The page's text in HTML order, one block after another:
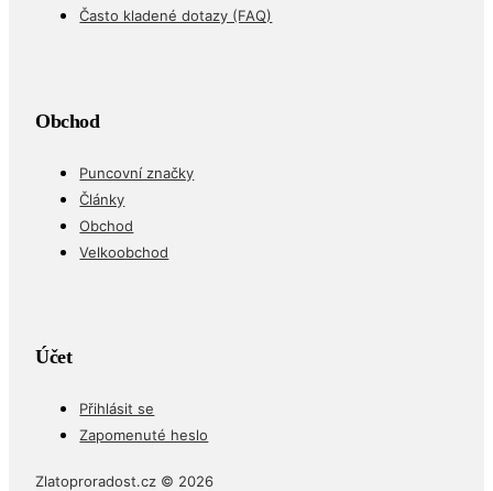
Často kladené dotazy (FAQ)
Obchod
Puncovní značky
Články
Obchod
Velkoobchod
Účet
Přihlásit se
Zapomenuté heslo
Zlatoproradost.cz © 2026